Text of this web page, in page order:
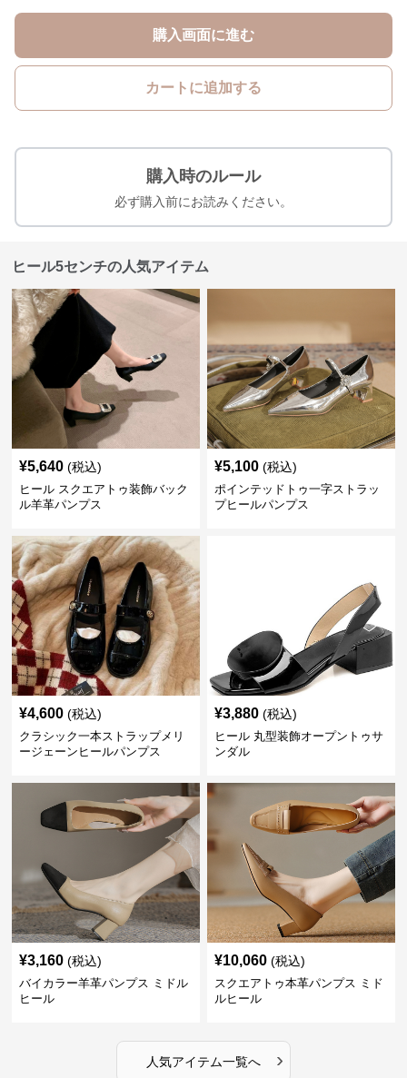
購入画面に進む
カートに追加する
購入時のルール
必ず購入前にお読みください。
ヒール5センチの人気アイテム
¥5,640 (税込)
ヒール スクエアトゥ装飾バック
ル羊革パンプス
¥5,100 (税込)
ポインテッドトゥ一字ストラッ
プヒールパンプス
¥4,600 (税込)
クラシック一本ストラップメリ
ージェーンヒールパンプス
¥3,880 (税込)
ヒール 丸型装飾オープントゥサ
ンダル
¥3,160 (税込)
バイカラー羊革パンプス ミドル
ヒール
¥10,060 (税込)
スクエアトゥ本革パンプス ミド
ルヒール
人気アイテム一覧へ ›